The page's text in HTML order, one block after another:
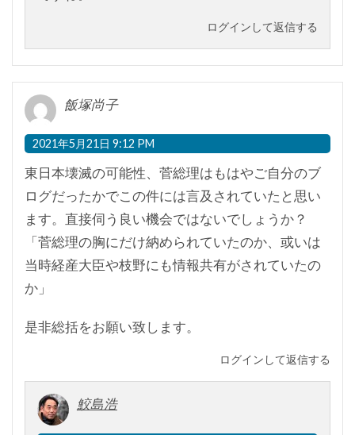
ログインして返信する
飯塚尚子
2021年5月21日 9:12 PM
東日本壊滅の可能性、菅総理はもはやご自分のブ
ログだったかでこの件には言及されていたと思い
ます。直接伺う良い機会ではないでしょうか？
「菅総理の胸にだけ納められていたのか、或いは
当時経産大臣や枝野にも情報共有がされていたの
か」
是非総括をお願い致します。
ログインして返信する
鮫島浩